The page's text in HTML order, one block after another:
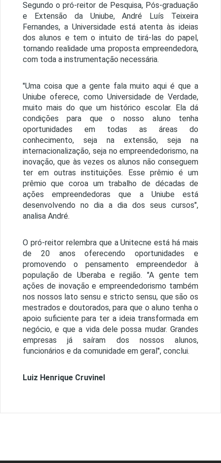
Segundo o pró-reitor de Pesquisa, Pós-graduação
e Extensão da Uniube, André Luís Teixeira
Fernandes, a Universidade está atenta às ideias
dos alunos e tem o intuito de tirá-las do papel,
tornando realidade uma proposta empreendedora,
com toda a instrumentação necessária.
"Uma coisa que a gente fala muito aqui é que a
Uniube oferece, como Universidade de Verdade,
muito mais do que um histórico escolar. Ela dá
condições para que o nosso aluno tenha
oportunidades em todas as áreas do
conhecimento, seja na extensão, seja na
internacionalização, seja no empreendedorismo, na
inovação, que às vezes os alunos não conseguem
ter em outras instituições. Esse prêmio é um
prêmio que coroa um trabalho de décadas de
ações empreendedoras que a Uniube está
desenvolvendo no dia a dia dos seus cursos",
analisa André.
O pró-reitor relembra que a Unitecne está há mais
de 20 anos oferecendo oportunidades e
promovendo o pensamento empreendedor à
população de Uberaba e região. "A gente tem
ações de inovação e empreendedorismo também
nos nossos lato sensu e stricto sensu, que são os
mestrados e doutorados, para que o aluno tenha o
apoio suficiente para ter a ideia transformada em
negócio, e que a vida dele possa mudar. Grandes
empresas já saíram dos nossos alunos,
funcionários e da comunidade em geral", conclui.
Luiz Henrique Cruvinel